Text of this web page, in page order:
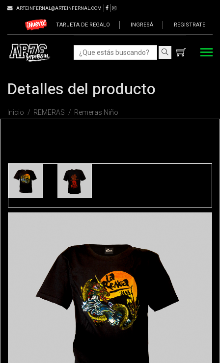
ARTEINFERNAL@ARTEINFERNAL.COM
TARJETA DE REGALO INGRESÁ REGISTRATE
Detalles del producto
Inicio REMERAS Remeras Niño